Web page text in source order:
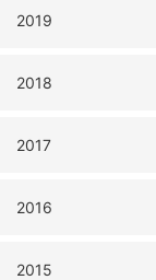
2019
2018
2017
2016
2015